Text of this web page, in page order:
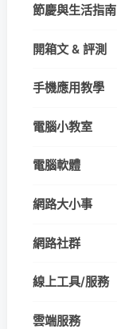
節慶與生活指南
開箱文 & 評測
手機應用教學
電腦小教室
電腦軟體
網路大小事
網路社群
線上工具/服務
雲端服務